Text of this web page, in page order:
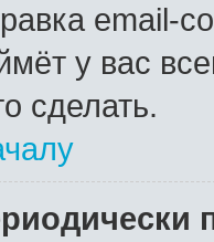
email-
у вас
сделать.